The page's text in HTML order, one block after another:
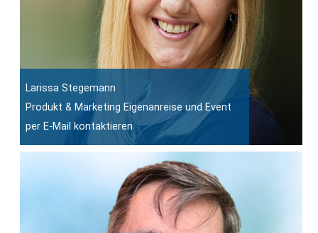
Larissa Stegemann
Produkt & Marketing Eigenanreise und Event
per E-Mail kontaktieren